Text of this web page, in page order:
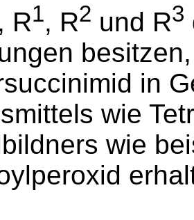
R1, R2 und R3
in
wie
wie